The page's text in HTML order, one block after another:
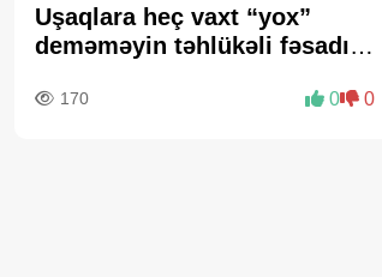
Uşaqlara heç vaxt “yox”
deməməyin təhlükəli fəsadı –
XƏBƏRDARLIQ
170 0 0